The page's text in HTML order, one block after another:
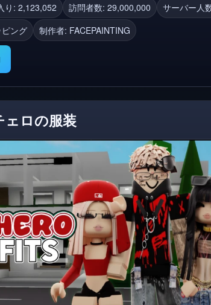
：E シンメトリー：X スマッジ：S バケツの容
M 反射：F スケール：C 回転: T 🎨 クレジット ゲームアイ
り: 2,123,052 訪問者数: 29,000,000
サーバー人
ング
制作者: FACEPAINTING
ェロの服装